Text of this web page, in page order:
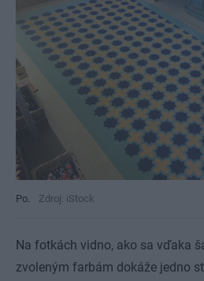
Po. Zdroj: iStock
Na fotkách vidno, ako sa vďaka
zvoleným farbám dokáže jedno